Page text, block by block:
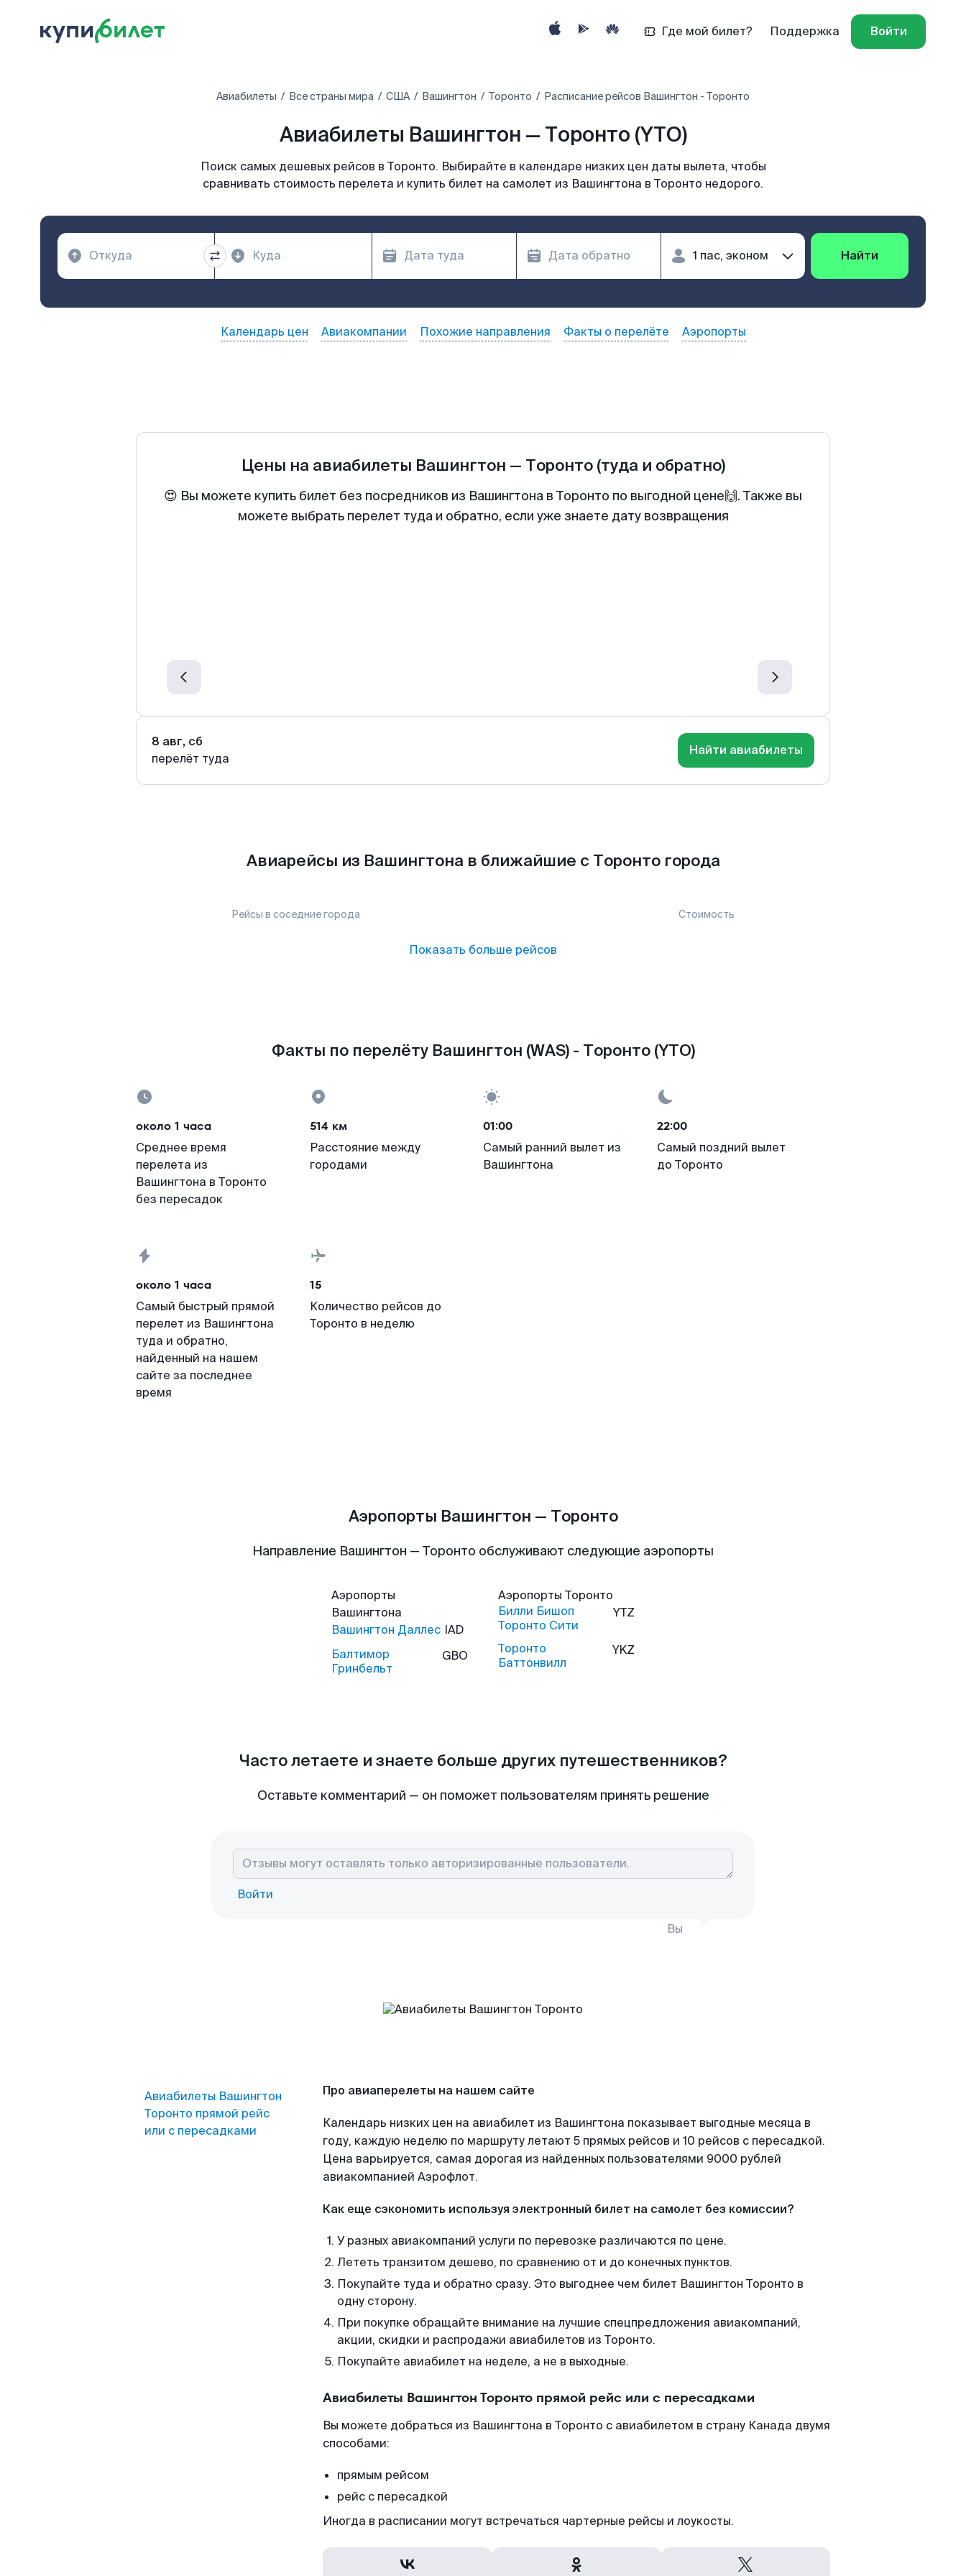
Где мой билет? Поддержка Войти
Авиабилеты Все страны мира США Вашингтон Торонто Расписание рейсов Вашингтон - Торонто
Авиабилеты Вашингтон — Торонто (YTO)
Поиск самых дешевых рейсов в Торонто. Выбирайте в календаре низких цен даты вылета, чтобы
сравнивать стоимость перелета и купить билет на самолет из Вашингтона в Торонто недорого.
Найти
Календарь цен Авиакомпании Похожие направления Факты о перелёте Аэропорты
Цены на авиабилеты Вашингтон — Торонто (туда и обратно)
😍 Вы можете купить билет без посредников из Вашингтона в Торонто по выгодной цене🙌. Также вы
можете выбрать перелет туда и обратно, если уже знаете дату возвращения
8 авг, сб
перелёт туда
Найти авиабилеты
Авиарейсы из Вашингтона в ближайшие с Торонто города
Рейсы в соседние города Стоимость
Показать больше рейсов
Факты по перелёту Вашингтон (WAS) - Торонто (YTO)
около 1 часа
Среднее время
перелета из
Вашингтона в Торонто
без пересадок
514 км
Расстояние между
городами
01:00
Самый ранний вылет из
Вашингтона
22:00
Самый поздний вылет
до Торонто
около 1 часа
Самый быстрый прямой
перелет из Вашингтона
туда и обратно,
найденный на нашем
сайте за последнее
время
15
Количество рейсов до
Торонто в неделю
Аэропорты Вашингтон — Торонто
Направление Вашингтон — Торонто обслуживают следующие аэропорты
Аэропорты
Вашингтона
Вашингтон Даллес IAD
Балтимор
Гринбельт
GBO
Аэропорты Торонто
Билли Бишоп
Торонто Сити
YTZ
Торонто
Баттонвилл
YKZ
Часто летаете и знаете больше других путешественников?
Оставьте комментарий — он поможет пользователям принять решение
Войти
Вы
Авиабилеты Вашингтон
Торонто прямой рейс
или с пересадками
Про авиаперелеты на нашем сайте
Календарь низких цен на авиабилет из Вашингтона показывает выгодные месяца в
году, каждую неделю по маршруту летают 5 прямых рейсов и 10 рейсов с пересадкой.
Цена варьируется, самая дорогая из найденных пользователями 9000 рублей
авиакомпанией Аэрофлот.
Как еще сэкономить используя электронный билет на самолет без комиссии?
У разных авиакомпаний услуги по перевозке различаются по цене.
Лететь транзитом дешево, по сравнению от и до конечных пунктов.
Покупайте туда и обратно сразу. Это выгоднее чем билет Вашингтон Торонто в
одну сторону.
При покупке обращайте внимание на лучшие спецпредложения авиакомпаний,
акции, скидки и распродажи авиабилетов из Торонто.
Покупайте авиабилет на неделе, а не в выходные.
Авиабилеты Вашингтон Торонто прямой рейс или с пересадками
Вы можете добраться из Вашингтона в Торонто с авиабилетом в страну Канада двумя
способами:
прямым рейсом
рейс с пересадкой
Иногда в расписании могут встречаться чартерные рейсы и лоукосты.